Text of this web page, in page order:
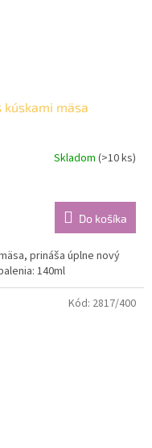
kúskami mäsa
Skladom (>10 ks)
Do košíka
prináša úplne nový
140ml
Kód: 2817/400